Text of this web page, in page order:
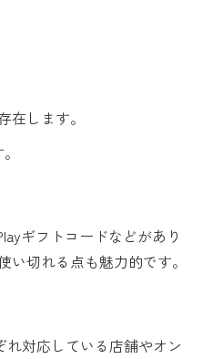
します。
ギフトコードなどがあり
切れる点も魅力的です。
対応している店舗やオン